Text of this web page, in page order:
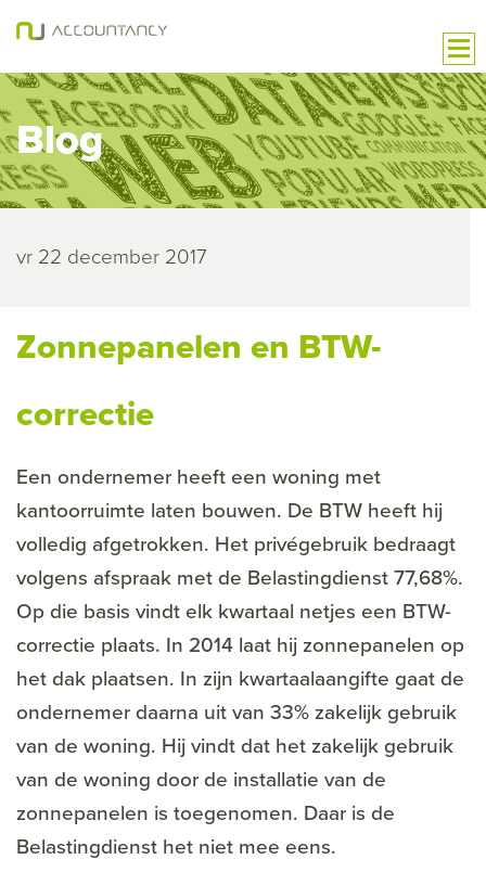
Blog
vr 22 december 2017
Zonnepanelen en BTW-
correctie
Een ondernemer heeft een woning met
kantoorruimte laten bouwen. De BTW heeft hij
volledig afgetrokken. Het privégebruik bedraagt
volgens afspraak met de Belastingdienst 77,68%.
Op die basis vindt elk kwartaal netjes een BTW-
correctie plaats. In 2014 laat hij zonnepanelen op
het dak plaatsen. In zijn kwartaalaangifte gaat de
ondernemer daarna uit van 33% zakelijk gebruik
van de woning. Hij vindt dat het zakelijk gebruik
van de woning door de installatie van de
zonnepanelen is toegenomen. Daar is de
Belastingdienst het niet mee eens.